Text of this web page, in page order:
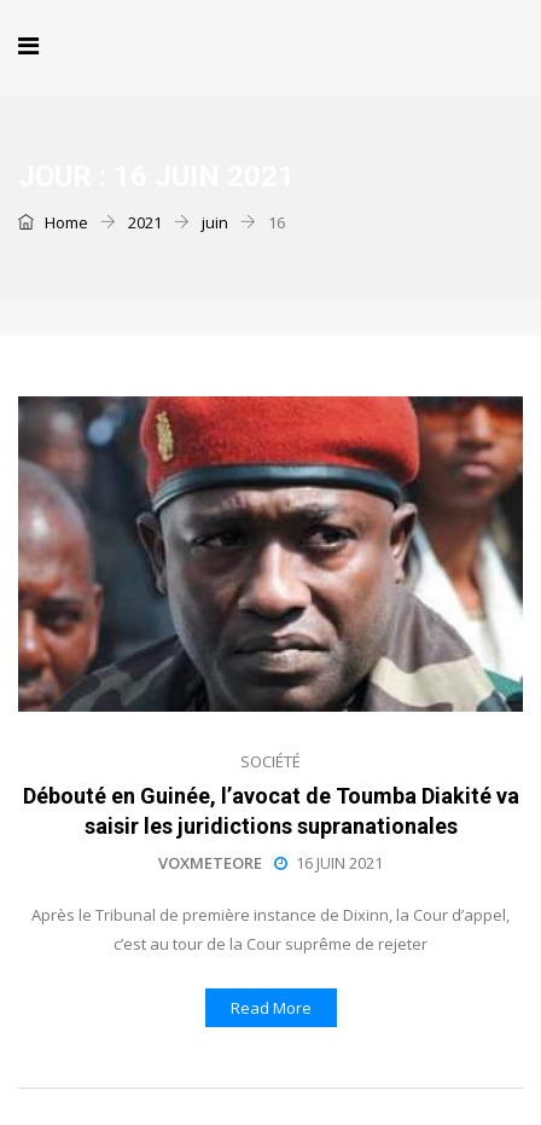
Home 2021 juin 16
SOCIÉTÉ
Débouté en Guinée, l’avocat de Toumba Diakité va
saisir les juridictions supranationales
VOXMETEORE 16 JUIN 2021
Après le Tribunal de première instance de Dixinn, la Cour d’appel,
c’est au tour de la Cour suprême de rejeter
Read More